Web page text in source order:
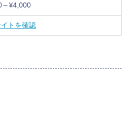
～¥4,000
トを確認